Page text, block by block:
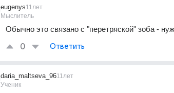
eugenys
Мыслитель
11лет
Обычно это связано с "перетряской" зоба -
0 Ответить
daria_maltseva_96
Ученик
11лет